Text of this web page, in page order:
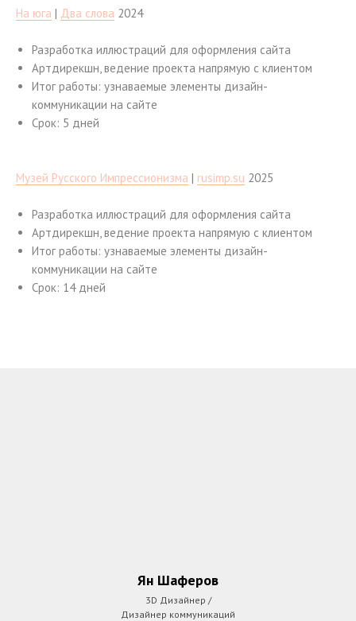
На юга | Два слова 2024
Разработка иллюстраций для оформления сайта
Артдирекшн, ведение проекта напрямую с клиентом
Итог работы: узнаваемые элементы дизайн-
коммуникации на сайте
Срок: 5 дней
Музей Русского Импрессионизма | rusimp.su 2025
Разработка иллюстраций для оформления сайта
Артдирекшн, ведение проекта напрямую с клиентом
Итог работы: узнаваемые элементы дизайн-
коммуникации на сайте
Срок: 14 дней
Ян Шаферов
3D Дизайнер /
Дизайнер коммуникаций